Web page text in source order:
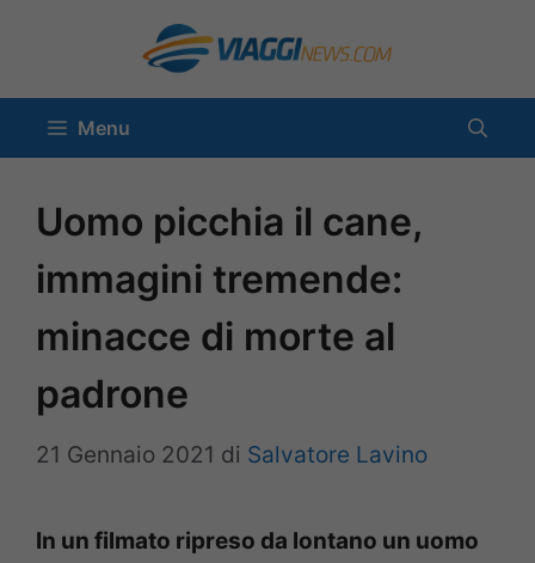
contenuto
Menu
Uomo picchia il cane,
immagini tremende:
minacce di morte al
padrone
21 Gennaio 2021 di Salvatore Lavino
In un filmato ripreso da lontano un uomo